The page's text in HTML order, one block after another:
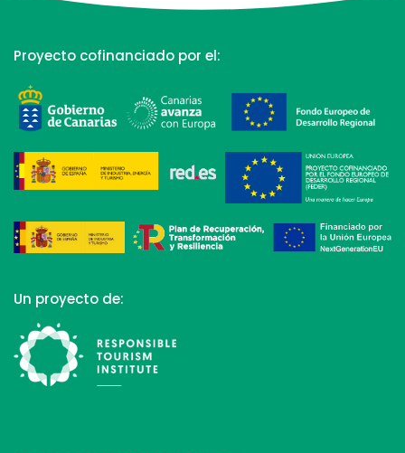
Proyecto cofinanciado por el:
Un proyecto de: